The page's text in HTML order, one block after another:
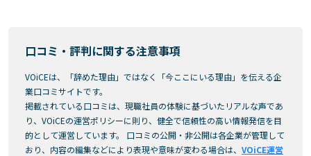
口コミ・評判に関する注意事項
VOiCEは、「辞めた理由」ではなく「今ここにいる理由」を伝える企
業口コミサイトです。
掲載されている口コミは、現職社員の体験に基づいたリアルな声であ
り、VOiCEの運営ポリシーに則り、健全で信頼性の高い情報発信を目
的として運営しています。 口コミの公開・非公開は各企業が管理して
おり、内容の編集などにより表現や意味が変わる場合は、 VOiCE運営